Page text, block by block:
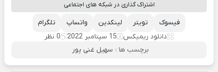
اشتراک گذاری در شبکه های اجتماعی
تلگرام واتساپ لینکدین تویتر
فیسوک
دانلود ریمیکس
15 سپتامبر 2022
0 نظر
برچسب ها : سهیل غنی پور